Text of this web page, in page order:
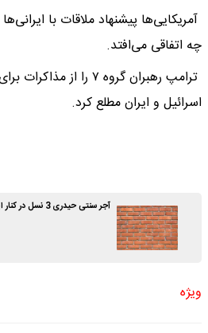
آمریکایی‌ها پیشنهاد ملاقات با
چه اتفاقی می‌افتد.
ترامپ رهبران گروه ۷
اسرائیل و ایران مطلع کرد.
آجر سنتی حیدری 3 نسل در کنار ایرانیان
ویژه